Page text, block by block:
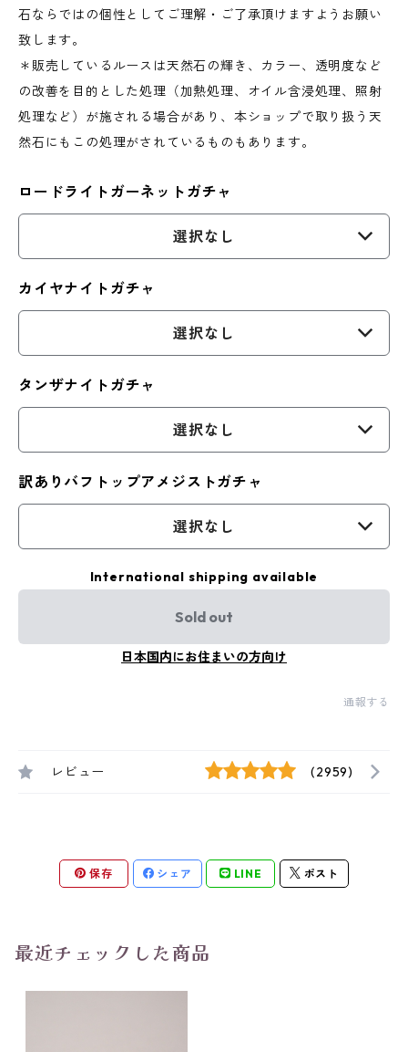
石ならではの個性としてご理解・ご了承頂けますようお願い
致します。
＊販売しているルースは天然石の輝き、カラー、透明度など
の改善を目的とした処理（加熱処理、オイル含浸処理、照射
処理など）が施される場合があり、本ショップで取り扱う天
然石にもこの処理がされているものもあります。
ロードライトガーネットガチャ
選択なし
カイヤナイトガチャ
選択なし
タンザナイトガチャ
選択なし
訳ありバフトップアメジストガチャ
選択なし
International shipping available
Sold out
日本国内にお住まいの方向け
通報する
レビュー (2959)
保存 シェア LINE ポスト
最近チェックした商品